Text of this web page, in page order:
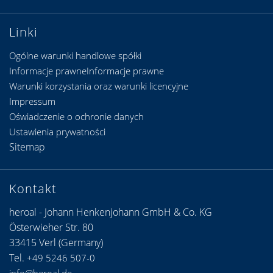
Linki
Ogólne warunki handlowe spółki
Informacje prawneInformacje prawne
Warunki korzystania oraz warunki licencyjne
Kontakt
heroal - Johann Henkenjohann GmbH & Co. KG
Österwieher Str. 80
33415 Verl (Germany)
Tel. +49 5246 507-0
Impressum
Oświadczenie o ochronie danych
Ustawienia prywatności
Sitemap